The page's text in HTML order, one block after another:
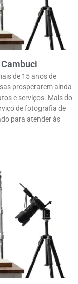
de 15 anos de
prosperarem ainda
e serviços. Mais do
de fotografia de
para atender às